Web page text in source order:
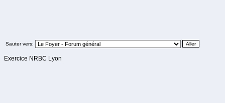
Sauter vers:
Exercice NRBC Lyon